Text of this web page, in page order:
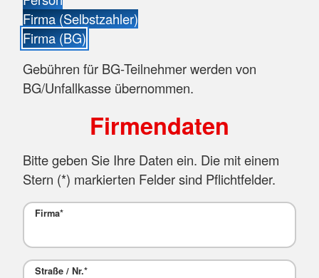
Firma (Selbstzahler)
Firma (BG)
Gebühren für BG-Teilnehmer werden von
BG/Unfallkasse übernommen.
Firmendaten
Bitte geben Sie Ihre Daten ein. Die mit einem
Stern (*) markierten Felder sind Pflichtfelder.
Firma*
Straße / Nr.*